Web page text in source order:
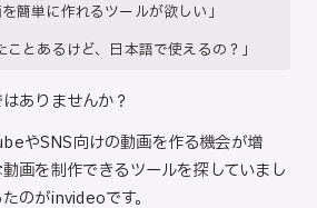
簡単に作れるツールが欲しい」
ことあるけど、日本語で使えるの？」
ありませんか？
やSNS向けの動画を作る機会が増
画を制作できるツールを探していまし
のがinvideoです。